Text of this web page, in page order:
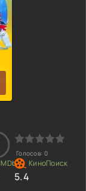
Голосов: 0
5.4